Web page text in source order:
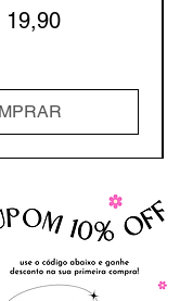
19,90